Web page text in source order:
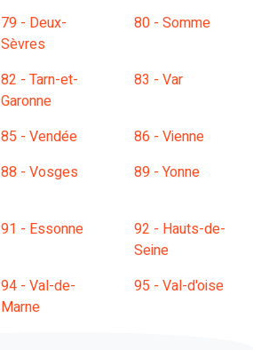
79 - Deux-
Sèvres
80 - Somme
82 - Tarn-et-
Garonne
83 - Var
85 - Vendée
86 - Vienne
88 - Vosges 89 - Yonne
91 - Essonne
92 - Hauts-de-
Seine
94 - Val-de-
Marne
95 - Val-d'oise